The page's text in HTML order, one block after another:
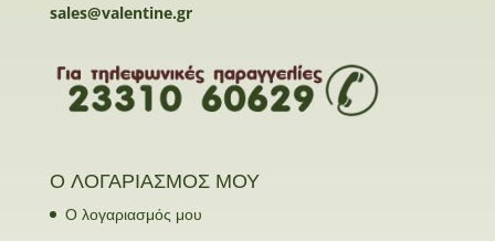
sales@valentine.gr
Ο ΛΟΓΑΡΙΑΣΜΟΣ ΜΟΥ
Ο λογαριασμός μου